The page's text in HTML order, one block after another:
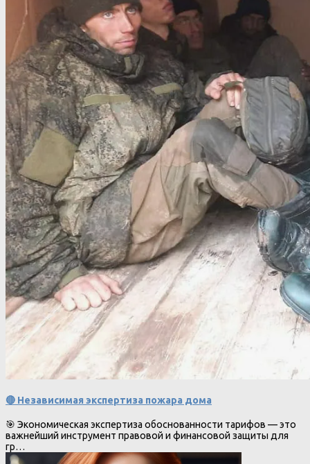
🔴 Независимая экспертиза пожара дома
🎯 Экономическая экспертиза обоснованности тарифов — это
важнейший инструмент правовой и финансовой защиты для
гр…